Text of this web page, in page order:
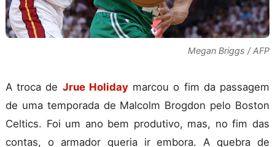
Megan Briggs / AFP
A troca de Jrue Holidaymarcou o fim da passagem
de uma temporada de Malcolm Brogdon pelo Boston
Celtics. Foi um ano bem produtivo, mas, no fim das
contas, o armador queria ir embora. A quebra de